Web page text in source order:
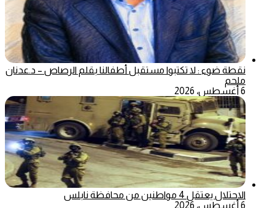
نقطة ضوء : لا تكتبوا مستقبل أطفالنا بقلم الرصاص – د.عدنان
ملحم
6 أغسطس، 2026
الاحتلال يعتقل 4 مواطنين من محافظة نابلس
6 أغسطس، 2026